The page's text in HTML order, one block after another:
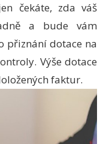
čekáte, zda váš
a bude vám
přiznání dotace na
Výše dotace
faktur.